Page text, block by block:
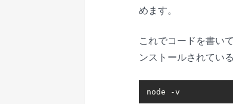
めます。
これでコードを書い
ンストールされてい
node -v